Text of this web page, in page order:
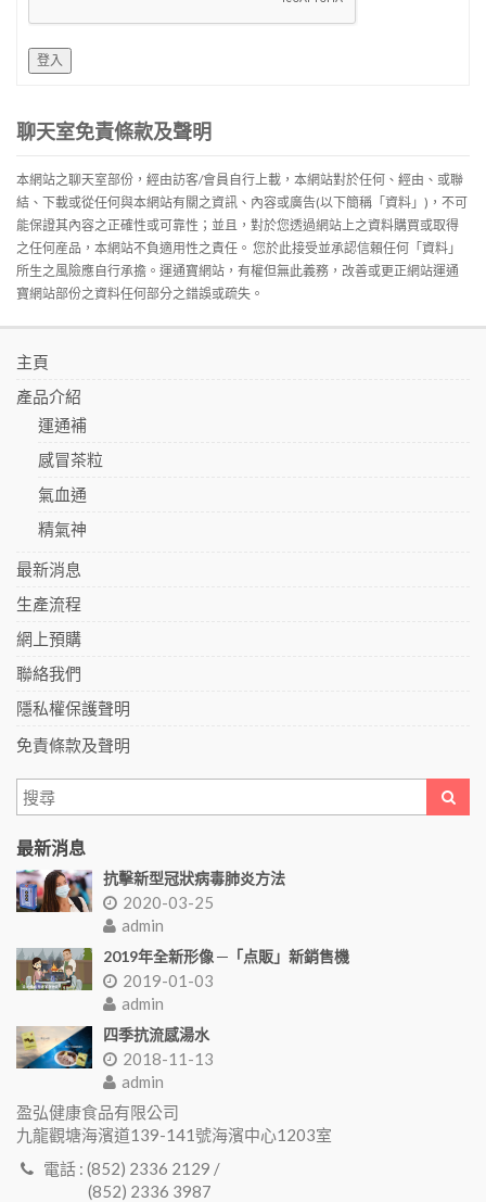
登入
聊天室免責條款及聲明
本網站之聊天室部份，經由訪客/會員自行上載，本網站對於任何、經由、或聯
結、下載或從任何與本網站有關之資訊、內容或廣告(以下簡稱「資料」)，不可
能保證其內容之正確性或可靠性；並且，對於您透過網站上之資料購買或取得
之任何産品，本網站不負適用性之責任。 您於此接受並承認信賴任何「資料」
所生之風險應自行承擔。運通寶網站，有權但無此義務，改善或更正網站運通
寶網站部份之資料任何部分之錯誤或疏失。
主頁
產品介紹
運通補
感冒茶粒
氣血通
精氣神
最新消息
生產流程
網上預購
聯絡我們
隱私權保護聲明
免責條款及聲明
最新消息
抗擊新型冠狀病毒肺炎方法
2020-03-25
admin
2019年全新形像 ─「点販」新銷售機
2019-01-03
admin
四季抗流感湯水
2018-11-13
admin
盈弘健康食品有限公司
九龍觀塘海濱道139-141號海濱中心1203室
電話 : (852) 2336 2129 /
(852) 2336 3987